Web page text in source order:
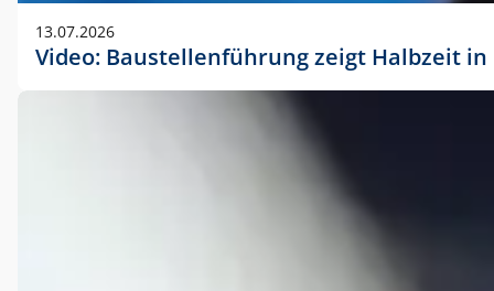
13.07.2026
Video: Baustellenführung zeigt Halbzeit